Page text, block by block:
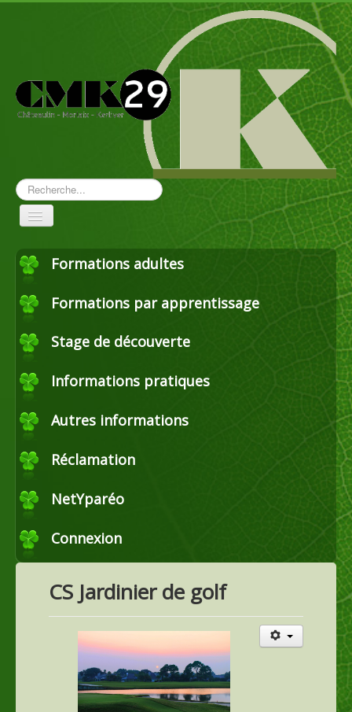
Rechercher
Toggle
Navigation
Aménagement paysager
Commerce
Formations adultes
Formations par apprentissage
Stage de découverte
Informations pratiques
Autres informations
Réclamation
NetYparéo
Connexion
CS Jardinier de golf